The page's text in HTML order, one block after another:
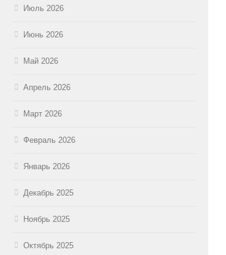
Июль 2026
Июнь 2026
Май 2026
Апрель 2026
Март 2026
Февраль 2026
Январь 2026
Декабрь 2025
Ноябрь 2025
Октябрь 2025